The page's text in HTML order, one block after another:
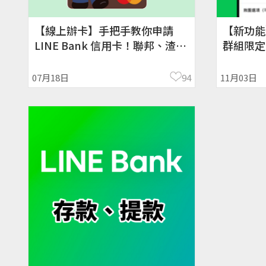
【線上辦卡】手把手教你申請
LINE Bank 信用卡！聯邦、渣打
07月18日 94
【新功
群組限
11月03日